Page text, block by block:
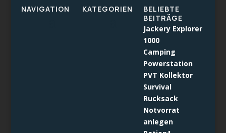
NAVIGATION KATEGORIEN
BELIEBTE
BEITRÄGE
Jackery Explorer
1000
Camping
Powerstation
PVT Kollektor
Survival
Rucksack
Notvorrat
anlegen